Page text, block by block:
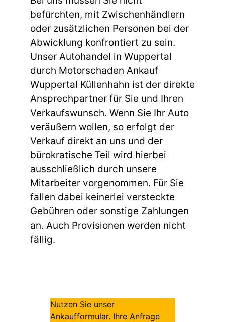
befürchten, mit Zwischenhändlern
oder zusätzlichen Personen bei der
Abwicklung konfrontiert zu sein.
Unser Autohandel in Wuppertal
durch Motorschaden Ankauf
Wuppertal Küllenhahn ist der direkte
Ansprechpartner für Sie und Ihren
Verkaufswunsch. Wenn Sie Ihr Auto
veräußern wollen, so erfolgt der
Verkauf direkt an uns und der
bürokratische Teil wird hierbei
ausschließlich durch unsere
Mitarbeiter vorgenommen. Für Sie
fallen dabei keinerlei versteckte
Gebühren oder sonstige Zahlungen
an. Auch Provisionen werden nicht
fällig.
Nutzen Sie unser
Ankaufformular. Ihre Anfrage